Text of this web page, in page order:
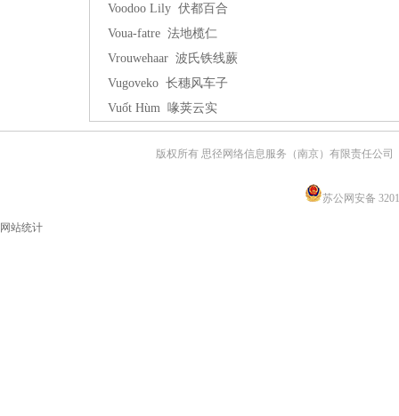
Voodoo Lily 伏都百合
Voua-fatre 法地榄仁
Vrouwehaar 波氏铁线蕨
Vugoveko 长穗风车子
Vuốt Hùm 喙荚云实
版权所有 思径网络信息服务（南京）有限责任公
苏公网安备
网站统计